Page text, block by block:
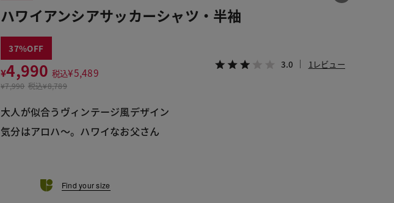
ハワイアンシアサッカーシャツ・半袖
37
¥4,990 税込¥5,489
¥7,990 税込¥8,789
3.0 1レビュー
大人が似合うヴィンテージ風デザイン
気分はアロハ～。ハワイなお父さん
Find your size